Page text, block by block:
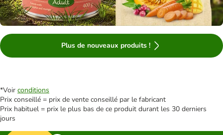
Plus de nouveaux produits !
*Voir conditions
Prix conseillé = prix de vente conseillé par le fabricant
Prix habituel = prix le plus bas de ce produit durant les 30 derniers
jours